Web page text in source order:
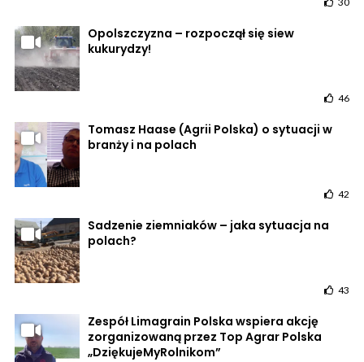
Opolszczyzna – rozpoczął się siew
kukurydzy!
46
Tomasz Haase (Agrii Polska) o sytuacji w
branży i na polach
42
Sadzenie ziemniaków – jaka sytuacja na
polach?
43
Zespół Limagrain Polska wspiera akcję
zorganizowaną przez Top Agrar Polska
„DziękujeMyRolnikom”